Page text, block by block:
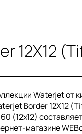
12X12
Waterjet
Border 12X12
(12x12) составляет
магазине